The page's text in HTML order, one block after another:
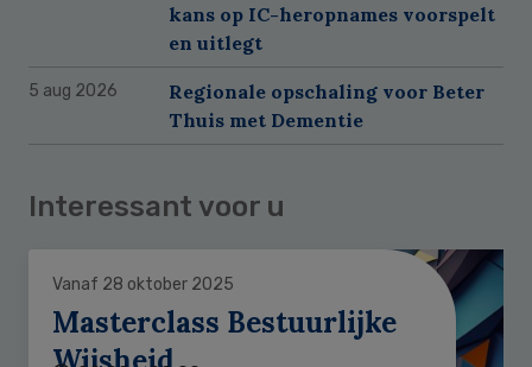
kans op IC-heropnames voorspelt
en uitlegt
5 aug 2026
Regionale opschaling voor Beter
Thuis met Dementie
Interessant voor u
Vanaf 28 oktober 2025
Masterclass Bestuurlijke